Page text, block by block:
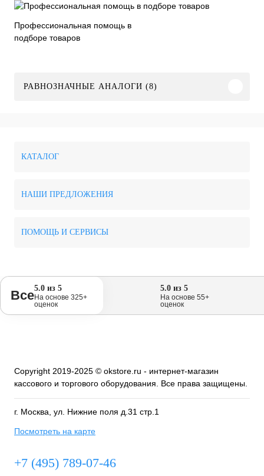
Профессиональная помощь в
подборе товаров
РАВНОЗНАЧНЫЕ АНАЛОГИ (8)
КАТАЛОГ
НАШИ ПРЕДЛОЖЕНИЯ
ПОМОЩЬ И СЕРВИСЫ
Все5.0 из 5
На основе 325+
оценок
5.0 из 5
На основе 55+
оценок
Copyright 2019-2025 © okstore.ru - интернет-магазин
кассового и торгового оборудования. Все права защищены.
г. Москва, ул. Нижние поля д.31 стр.1
Посмотреть на карте
+7 (495) 789-07-46